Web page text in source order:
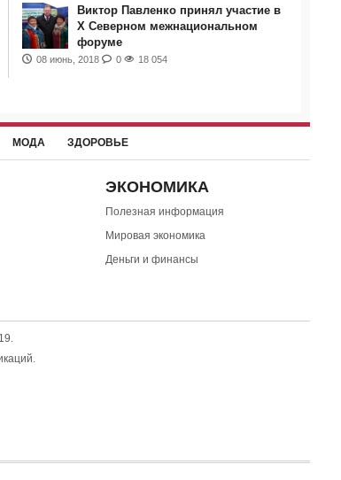
Виктор Павленко принял участие в
Х Северном межнациональном
форуме
08 июнь, 2018 0 18 054
МОДА ЗДОРОВЬЕ
ЭКОНОМИКА
Полезная информация
Мировая экономика
Деньги и финансы